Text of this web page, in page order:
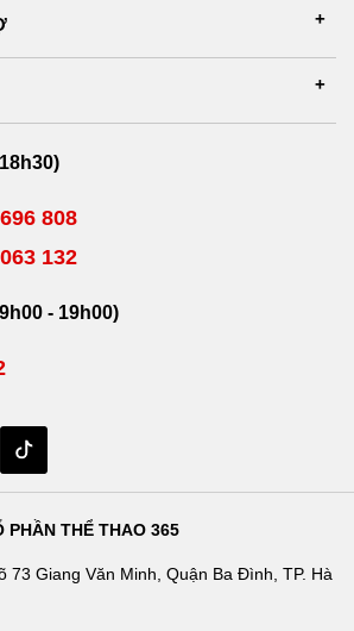
808
132
- 19h00)
PHẦN THỂ THAO 365
73 Giang Văn Minh, Quận Ba Đình, TP. Hà